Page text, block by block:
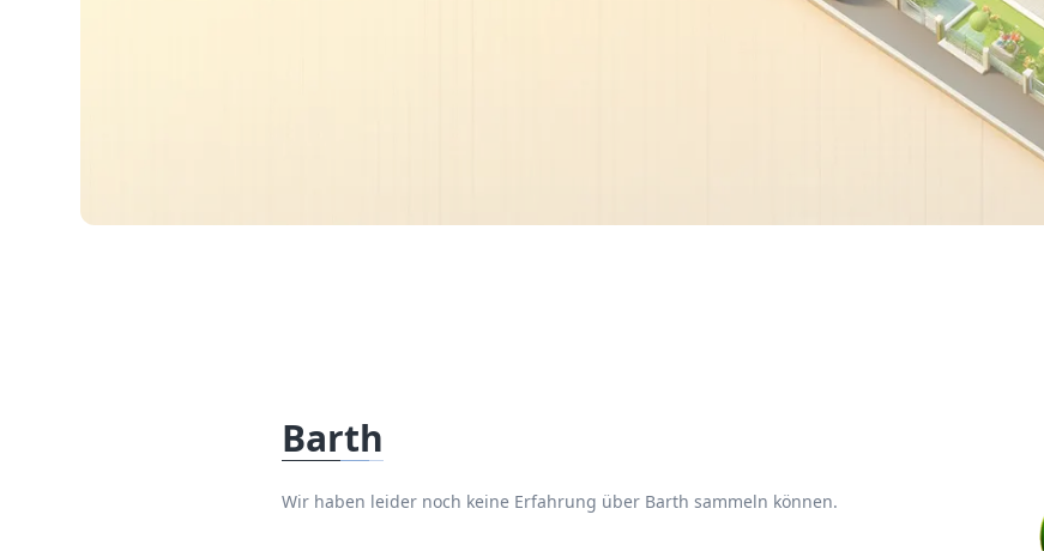
Barth
Wir haben leider noch keine Erfahrung über Barth sammeln können.